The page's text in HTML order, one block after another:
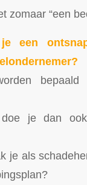
zomaar “een
een
doe je dan
je als